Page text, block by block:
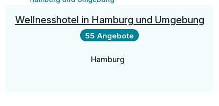
der Hotelrezeption übermittelt
Buchbar nur bis 31. August 2026!
Wellnesshotel in Hamburg und Umgebung
55 Angebote
Hamburg